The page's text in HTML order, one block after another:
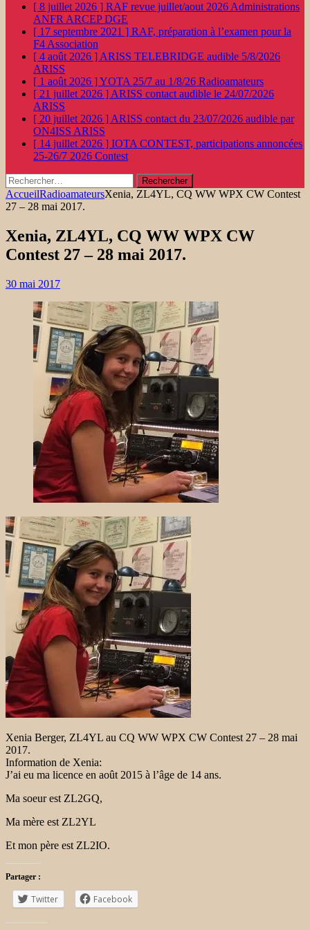
[ 8 juillet 2026 ] RAF revue juillet/aout 2026 Administrations
ANFR ARCEP DGE
[ 17 septembre 2021 ] RAF, préparation à l’examen pour la
F4 Association
[ 4 août 2026 ] ARISS TELEBRIDGE audible 5/8/2026
ARISS
[ 1 août 2026 ]YOTA 25/7 au 1/8/26 Radioamateurs
[ 21 juillet 2026 ] ARISS contact audible le 24/07/2026
ARISS
[ 20 juillet 2026 ] ARISS contact du 23/07/2026 audible par
ON4ISS ARISS
[ 14 juillet 2026 ] IOTA CONTEST, participations annoncées
25-26/7 2026 Contest
Rechercher :
AccueilRadioamateursXenia, ZL4YL, CQ WW WPX CW Contest
27 – 28 mai 2017.
Xenia, ZL4YL, CQ WW WPX CW
Contest 27 – 28 mai 2017.
30 mai 2017
Xenia Berger, ZL4YL au CQ WW WPX CW Contest 27 – 28 mai
2017.
Information de Xenia:
J’ai eu ma licence en août 2015 à l’âge de 14 ans.
Ma soeur est ZL2GQ,
Ma mère est ZL2YL
Et mon père est ZL2IO.
Partager :
Twitter Facebook